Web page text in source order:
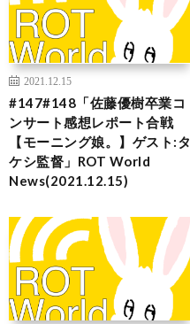
2021.12.15
#147#148「佐藤優樹卒業コ
ンサート感想レポート合戦
【モーニング娘。】ゲスト:タ
ケシ監督」ROT World
News(2021.12.15)